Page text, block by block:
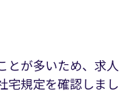
とが多いため、求人
宅規定を確認しまし